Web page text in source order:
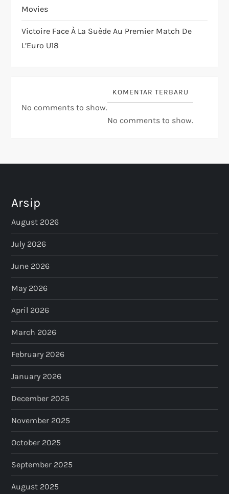
Movies
Victoire Face À La Suède Au Premier Match De
L’Euro U18
No comments to show.
KOMENTAR TERBARU
No comments to show.
Arsip
August 2026
July 2026
June 2026
May 2026
April 2026
March 2026
February 2026
January 2026
December 2025
November 2025
October 2025
September 2025
August 2025